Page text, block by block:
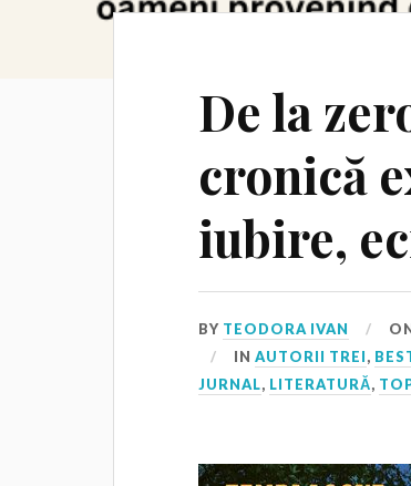
De la
cronică
iubire,
BY TEODORA IVAN
INAUTORII TREI,
JURNAL, LITERATURĂ,